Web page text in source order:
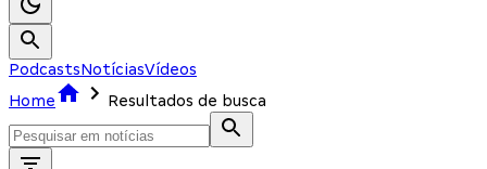
PodcastsNotíciasVídeos
Home
Resultados de busca